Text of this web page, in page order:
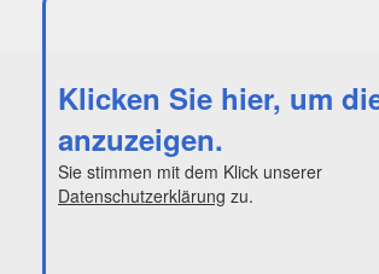
Klicken Sie hier, um
anzuzeigen.
Sie stimmen mit dem Klick unserer
Datenschutzerklärung zu.